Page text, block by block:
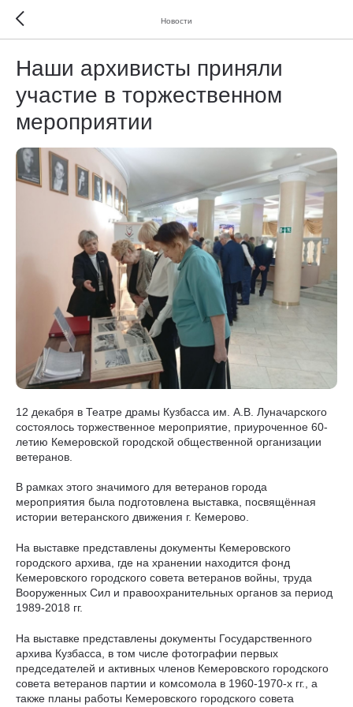
Новости
Наши архивисты приняли
участие в торжественном
мероприятии
12 декабря в Театре драмы Кузбасса им. А.В. Луначарского
состоялось торжественное мероприятие, приуроченное 60-
летию Кемеровской городской общественной организации
ветеранов.
В рамках этого значимого для ветеранов города
мероприятия была подготовлена выставка, посвящённая
истории ветеранского движения г. Кемерово.
На выставке представлены документы Кемеровского
городского архива, где на хранении находится фонд
Кемеровского городского совета ветеранов войны, труда
Вооруженных Сил и правоохранительных органов за период
1989-2018 гг.
На выставке представлены документы Государственного
архива Кузбасса, в том числе фотографии первых
председателей и активных членов Кемеровского городского
совета ветеранов партии и комсомола в 1960-1970-х гг., а
также планы работы Кемеровского городского совета